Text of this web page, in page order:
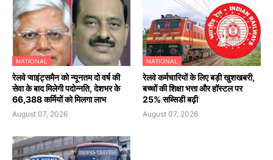
NATIONAL
रेलवे प्वाइंट्समैन को न्यूनतम दो वर्ष की
सेवा के बाद मिलेगी पदोन्नति, देशभर के
66,388 कर्मियों को मिलगा लाभ
August 07, 2026
NATIONAL
रेलवे कर्मचारियों के लिए बड़ी खुशखबरी,
बच्चों की शिक्षा भत्ता और हॉस्टल पर
25% सब्सिडी बढ़ी
August 07, 2026